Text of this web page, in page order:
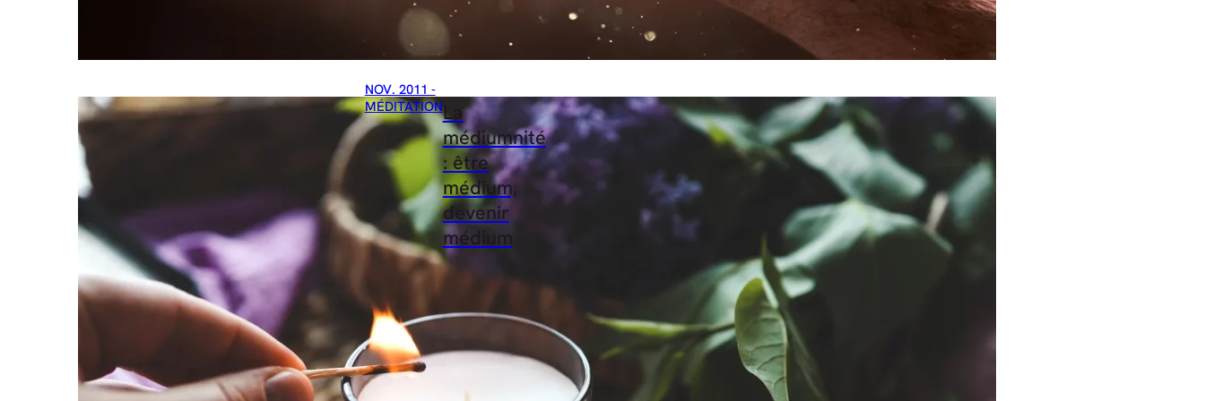
NOV. 2011 -
MÉDITATIONLa
médiumnité
: être
médium,
devenir
médium